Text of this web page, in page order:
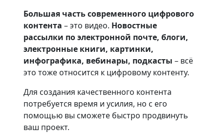
Большая часть современного цифрового
контента – это видео. Новостные
рассылки по электронной почте, блоги,
электронные книги, картинки,
инфографика, вебинары, подкасты – всё
это тоже относится к цифровому контенту.
Для создания качественного контента
потребуется время и усилия, но с его
помощью вы сможете быстро продвинуть
ваш проект.